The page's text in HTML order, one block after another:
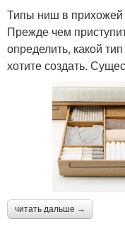
Типы ниш в прихожей
Прежде чем
определить, какой
хотите создать.
читать дальше →